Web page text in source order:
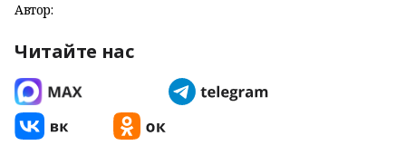
Автор:
Читайте нас